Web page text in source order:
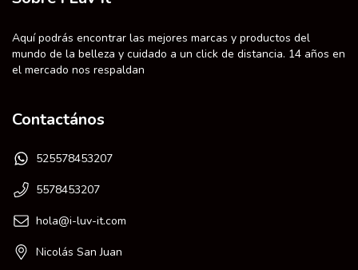
Aquí podrás encontrar las mejores marcas y productos del
mundo de la belleza y cuidado a un click de distancia. 14 años en
el mercado nos respaldan
Contactános
525578453207
5578453207
hola@i-luv-it.com
Nicolás San Juan